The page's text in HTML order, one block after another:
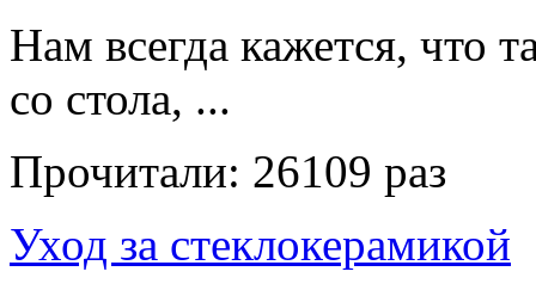
Нам всегда кажется, что
со стола, ...
Прочитали: 26109 раз
Уход за стеклокерамикой